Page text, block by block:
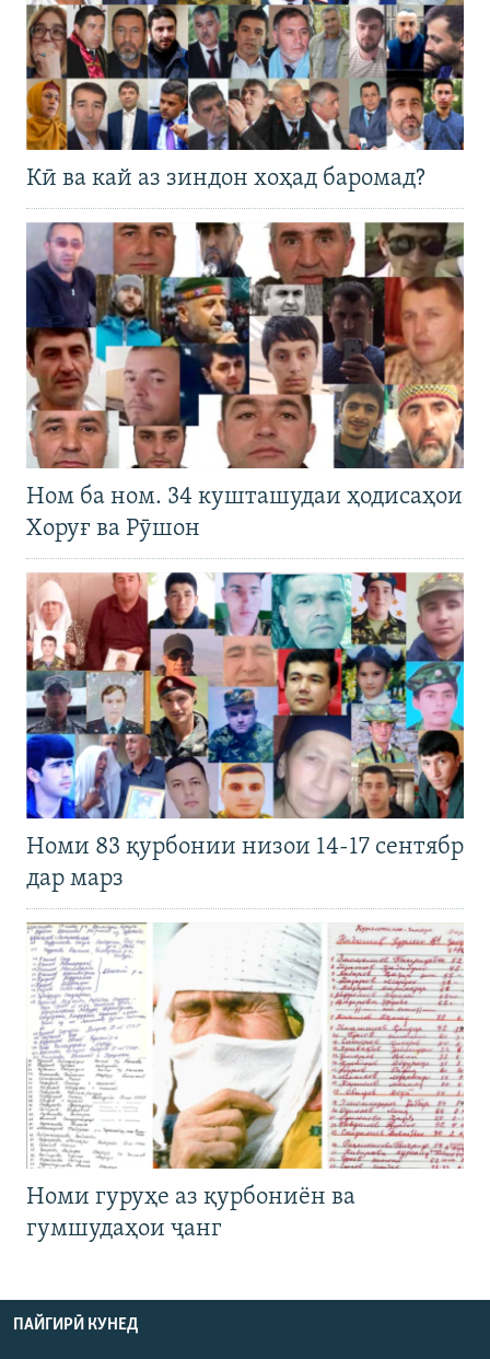
Кӣ ва кай аз зиндон хоҳад баромад?
Ном ба ном. 34 кушташудаи ҳодисаҳои
Хоруғ ва Рӯшон
Номи 83 қурбонии низои 14-17 сентябр
дар марз
Номи гуруҳе аз қурбониён ва
гумшудаҳои ҷанг
ПАЙГИРӢ КУНЕД